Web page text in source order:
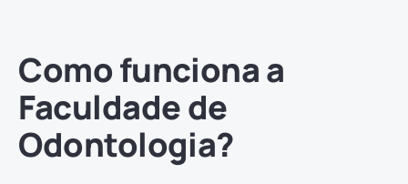
Como funciona a
Faculdade de
Odontologia?